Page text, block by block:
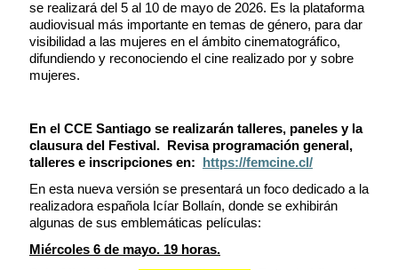
se realizará del 5 al 10 de mayo de 2026. Es la plataforma
audiovisual más importante en temas de género, para dar
visibilidad a las mujeres en el ámbito cinematográfico,
difundiendo y reconociendo el cine realizado por y sobre
mujeres.
En el CCE Santiago se realizarán talleres, paneles y la
clausura del Festival.
Revisa programación general,
talleres e inscripciones en:
https://femcine.cl/
En esta nueva versión se presentará un foco dedicado a la
realizadora española Icíar Bollaín, donde se exhibirán
algunas de sus emblemáticas películas:
Miércoles 6 de mayo. 19 horas.